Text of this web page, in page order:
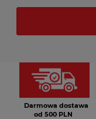
Darmowa dostawa
od 500 PLN